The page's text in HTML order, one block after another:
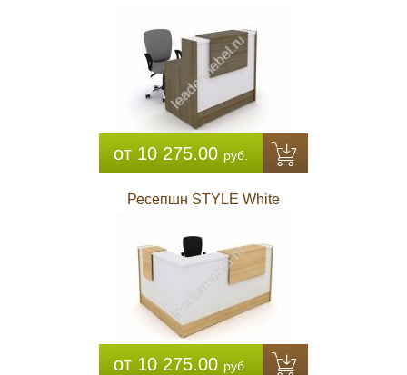
от 10 275.00 руб.
Ресепшн STYLE White
от 10 275.00 руб.